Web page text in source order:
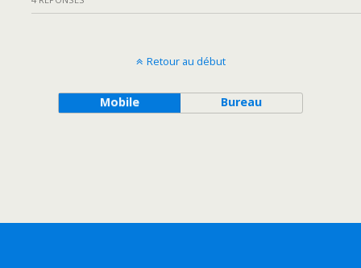
Retour au début
Mobile Bureau